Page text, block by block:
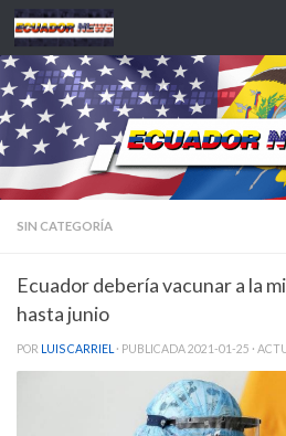
Saltar al contenido
SIN CATEGORÍA
Ecuador debería vacunar a la
hasta junio
POR LUIS CARRIEL · PUBLICADA2021-01-25 ·